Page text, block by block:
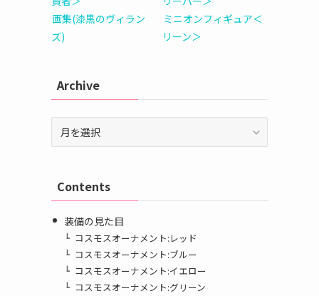
画集(漆黒のヴィラン
ズ)
ミニオンフィギュア＜
リーン＞
Archive
Contents
装備の見た目
コスモスオーナメント:レッド
コスモスオーナメント:ブルー
コスモスオーナメント:イエロー
コスモスオーナメント:グリーン